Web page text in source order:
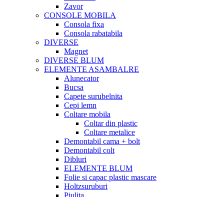
Zavor
CONSOLE MOBILA
Consola fixa
Consola rabatabila
DIVERSE
Magnet
DIVERSE BLUM
ELEMENTE ASAMBALRE
Alunecator
Bucsa
Capete surubelnita
Cepi lemn
Coltare mobila
Coltar din plastic
Coltare metalice
Demontabil cama + bolt
Demontabil colt
Dibluri
ELEMENTE BLUM
Folie si capac plastic mascare
Holtzsuruburi
Piulita